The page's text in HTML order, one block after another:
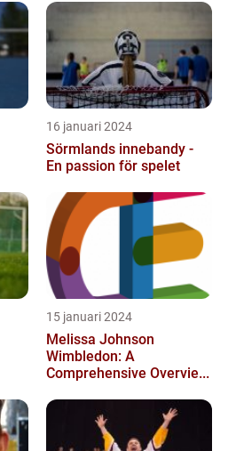
16 januari 2024
Sörmlands innebandy -
En passion för spelet
15 januari 2024
Melissa Johnson
Wimbledon: A
Comprehensive Overvie...